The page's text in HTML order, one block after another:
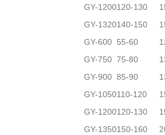
GY-1200120-130
GY-1320140-150
GY-600 55-60
GY-750 75-80
GY-900 85-90
GY-1050110-120
GY-1200120-130
GY-1350150-160